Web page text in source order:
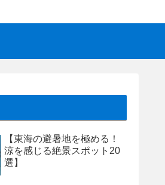
【東海の避暑地を極める！
涼を感じる絶景スポット20
選】